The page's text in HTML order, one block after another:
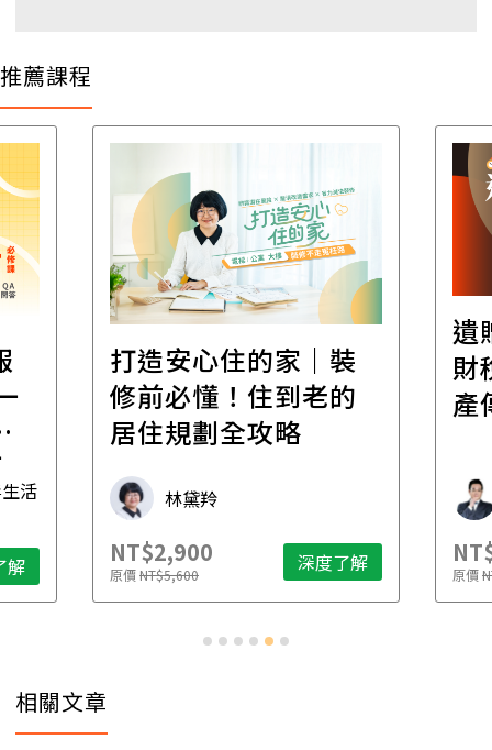
推薦課程
活
解
打造安心住的家｜裝
修前必懂！住到老的
居住規劃全攻略
林黛羚
NT$2,900
原價NT$5,600 深度了解
遺
財
產
原價
相關文章